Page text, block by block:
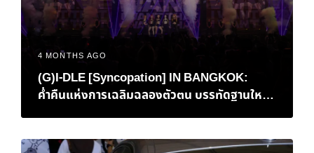
4 MONTHS AGO
(G)I-DLE [Syncopation] IN BANGKOK:
ค่ำคืนแห่งการเฉลิมฉลองตัวตน บรรทัดฐานใหม่